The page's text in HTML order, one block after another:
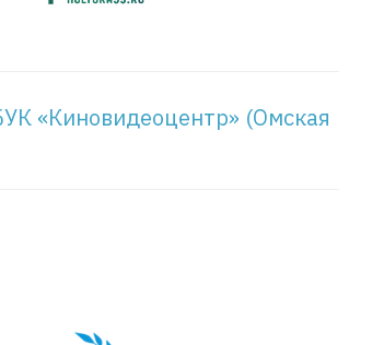
«Киновидеоцентр» (Омская